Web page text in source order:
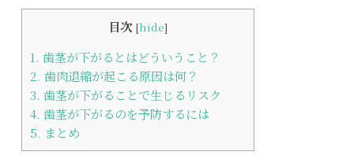
目次 [hide]
1. 歯茎が下がるとはどういうこと？
2. 歯肉退縮が起こる原因は何？
3. 歯茎が下がることで生じるリスク
4. 歯茎が下がるのを予防するには
5. まとめ